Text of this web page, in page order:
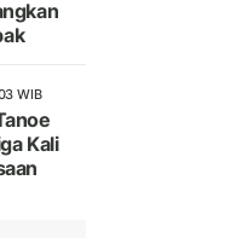
WIB
Kali